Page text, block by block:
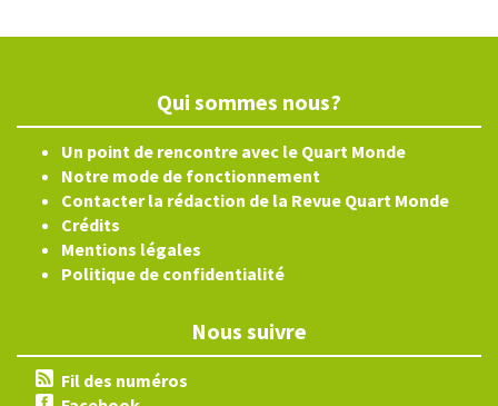
Qui sommes nous?
Un point de rencontre avec le Quart Monde
Notre mode de fonctionnement
Contacter la rédaction de la Revue Quart Monde
Crédits
Mentions légales
Politique de confidentialité
Nous suivre
Fil des numéros